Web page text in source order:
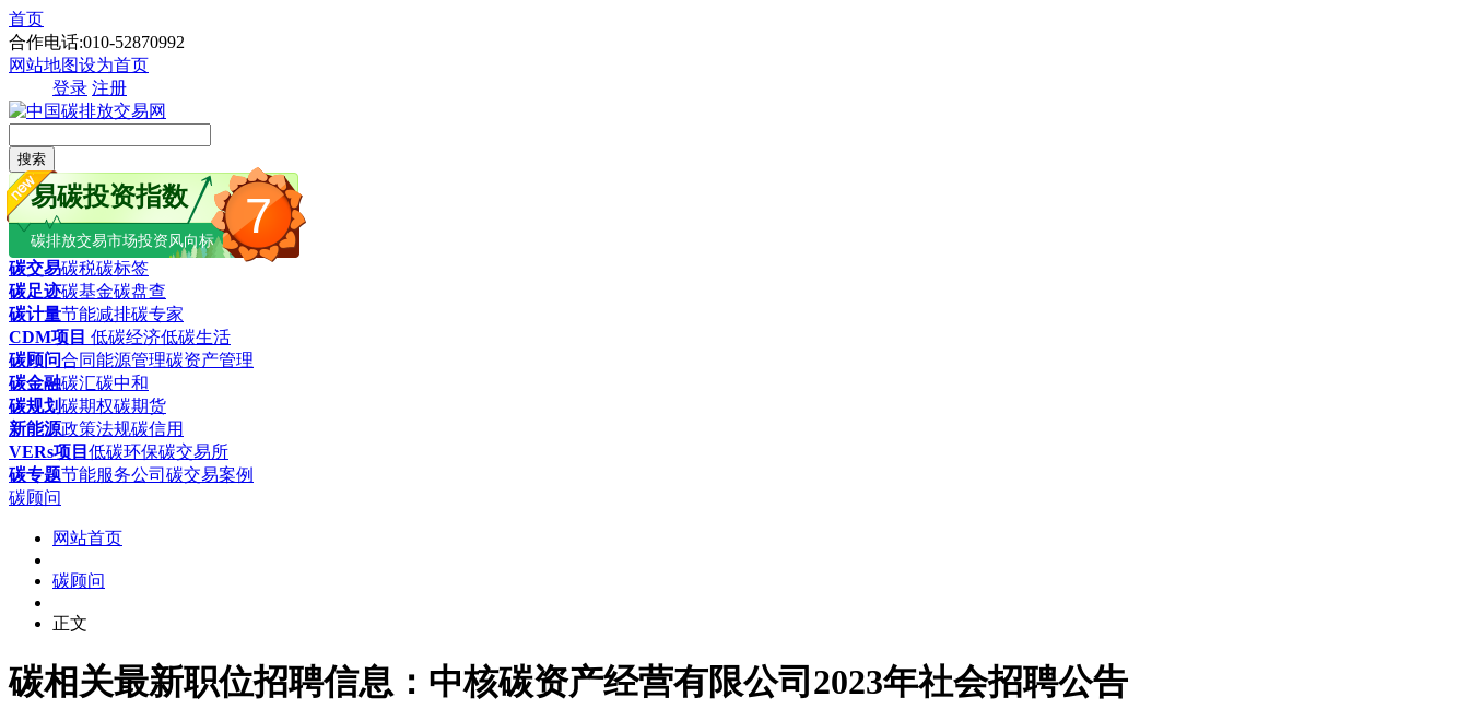
首页
合作电话:010-52870992
网站地图设为首页
登录 注册
搜索
7
易碳投资指数
碳排放交易市场投资风向标
碳交易碳税碳标签
碳足迹碳基金碳盘查
碳计量节能减排碳专家
CDM项目 低碳经济低碳生活
碳顾问合同能源管理碳资产管理
碳金融碳汇碳中和
碳规划碳期权碳期货
新能源政策法规碳信用
VERs项目 低碳环保碳交易所
碳专题节能服务公司 碳交易案例
碳顾问
网站首页
碳顾问
正文
碳相关最新职位招聘信息：中核碳资产经营有限公司2023年社会招聘公告